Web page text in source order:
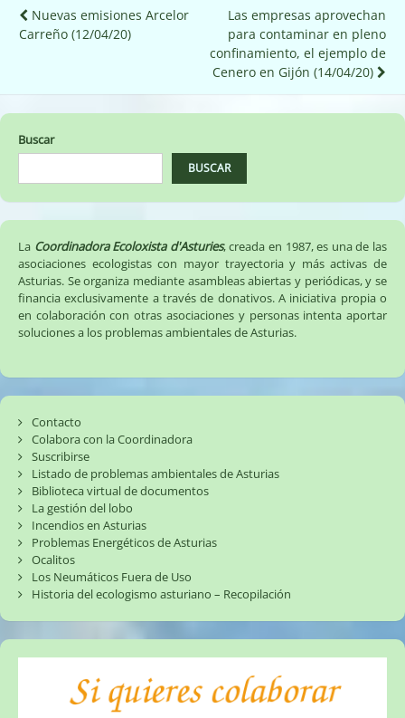
Navegación
de
Nuevas emisiones Arcelor
Carreño (12/04/20)
Las empresas aprovechan
para contaminar en pleno
confinamiento, el ejemplo de
Cenero en Gijón (14/04/20)
Buscar
BUSCAR
La Coordinadora Ecoloxista d'Asturies, creada en 1987, es una de las
asociaciones ecologistas con mayor trayectoria y más activas de
Asturias. Se organiza mediante asambleas abiertas y periódicas, y se
financia exclusivamente a través de donativos. A iniciativa propia o
en colaboración con otras asociaciones y personas intenta aportar
soluciones a los problemas ambientales de Asturias.
Contacto
Colabora con la Coordinadora
Suscribirse
Listado de problemas ambientales de Asturias
Biblioteca virtual de documentos
La gestión del lobo
Incendios en Asturias
Problemas Energéticos de Asturias
Ocalitos
Los Neumáticos Fuera de Uso
Historia del ecologismo asturiano – Recopilación